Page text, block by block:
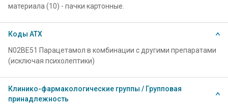
материала (10) - пачки картонные.
Коды АТХ
N02BE51 Парацетамол в комбинации с другими препаратами
(исключая психолептики)
Клинико-фармакологические группы / Групповая
принадлежность